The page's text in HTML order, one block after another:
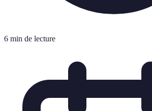
6 min de lecture